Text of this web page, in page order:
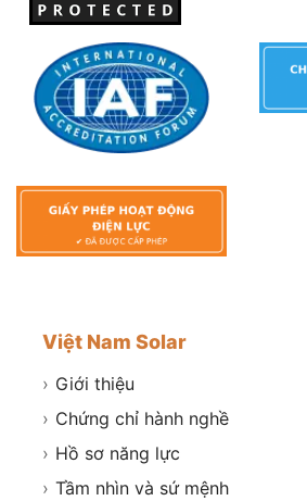
Việt Nam Solar
› Giới thiệu
› Chứng chỉ hành nghề
› Hồ sơ năng lực
› Tầm nhìn và sứ mệnh